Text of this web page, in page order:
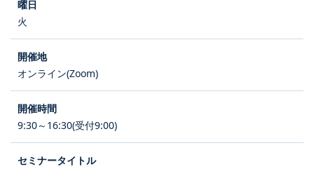
火
オンライン(Zoom)
9:30～16:30(受付9:00)